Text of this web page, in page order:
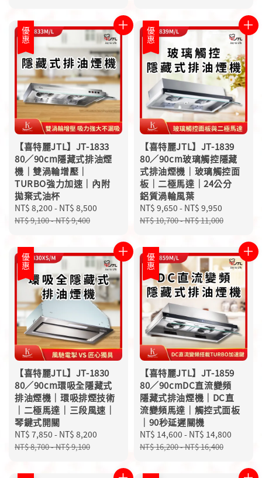
優惠
【喜特麗JTL】JT-1833
80／90cm隱藏式排油煙
機｜雙渦輪增壓｜
TURBO強力加速｜內附
拋棄式油杯
Sale
price
NT$ 8,200 - NT$ 8,500
NT$ 9,100-NT$ 9,400
優惠
【喜特麗JTL】JT-1839
80／90cm玻璃觸控隱藏
式排油煙機｜玻璃觸控面
板｜二極馬達｜24公分
鋁質渦輪風葉
Sale
price
NT$ 9,650 - NT$ 9,950
NT$ 10,700-NT$ 11,000
優惠
【喜特麗JTL】JT-1830
80／90cm環吸全隱藏式
排油煙機｜環吸排煙技術
｜二極馬達｜三段風速｜
琴鍵式開關
Sale
price
NT$ 7,850 - NT$ 8,200
NT$ 8,700-NT$ 9,100
優惠
【喜特麗JTL】JT-1859
80／90cmDC直流變頻
隱藏式排油煙機｜DC直
流變頻馬達｜觸控式面板
｜90秒延遲關機
Sale
price
NT$ 14,600 - NT$ 14,800
NT$ 16,200-NT$ 16,400